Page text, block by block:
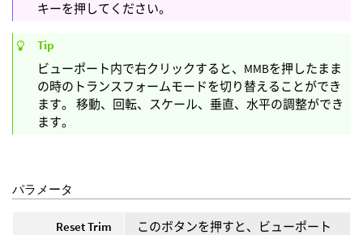
キーを押してください。
Tip
ビューポート内で右クリックすると、MMBを押したまま
の時のトランスフォームモードを切り替えることができ
ます。 移動、回転、スケール、垂直、水平の調整ができ
ます。
パラメータ
Reset Trim
このボタンを押すと、ビューポート